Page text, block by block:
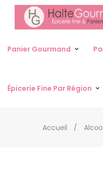
Panier Gourmand
Épicerie Fine Par Région
Accueil